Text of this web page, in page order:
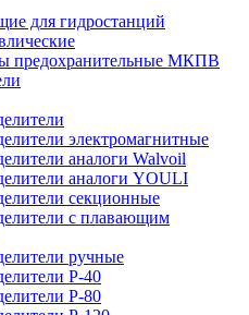
для гидростанций
предохранительные МКПВ
электромагнитные
аналоги Walvoil
аналоги YOULI
секционные
с плавающим
ручные
Р-40
Р-80